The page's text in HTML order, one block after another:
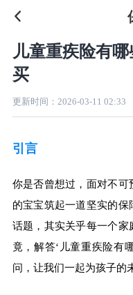

儿童重疾险有
买
更新时间： 2026-03-11 02:33
引言
你是否曾想过，面对不
的宝宝筑起一道坚实的
话题，其实关乎每一个
竟，解答‘儿童重疾险有
问，让我们一起为孩子的